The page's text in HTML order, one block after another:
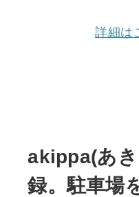
詳細は
akippa(あ
録。駐車場